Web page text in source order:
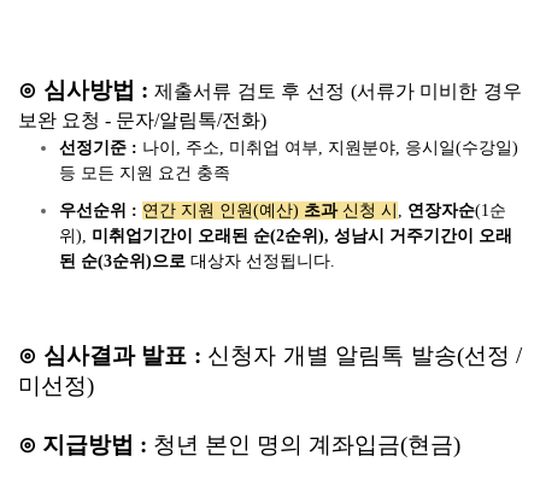
⊙ 심사방법 : 제출서류 검토 후 선정 (서류가 미비한 경우
보완 요청 - 문자/알림톡/전화)
선정기준 : 나이, 주소, 미취업 여부, 지원분야, 응시일(수강일)
등 모든 지원 요건 충족
우선순위 : 연간 지원 인원(예산) 초과신청 시 , 연장자순(1순
위), 미취업기간이 오래된 순(2순위), 성남시 거주기간이 오래
된 순(3순위)으로 대상자 선정됩니다.
⊙ 심사결과 발표 : 신청자 개별 알림톡 발송(선정 /
미선정)
⊙ 지급방법 : 청년 본인 명의 계좌입금(현금)